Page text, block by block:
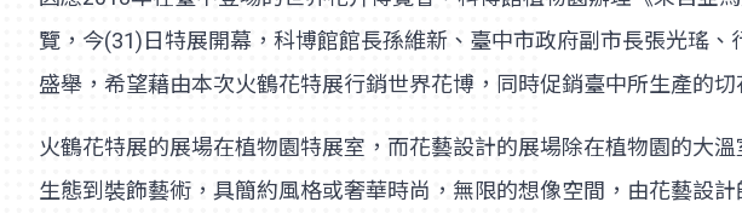
覽，今(31)日特展開幕，科博館館長孫維新、臺中市政府副市長張光瑤
盛舉，希望藉由本次火鶴花特展行銷世界花博，同時促銷臺中所生產的
火鶴花特展的展場在植物園特展室，而花藝設計的展場除在植物園的大
生態到裝飾藝術，具簡約風格或奢華時尚，無限的想像空間，由花藝設